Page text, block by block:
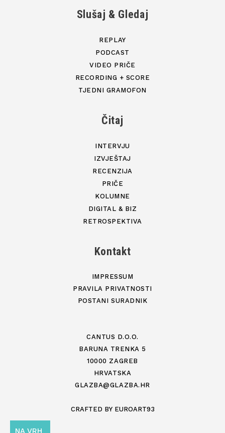
Slušaj & Gledaj
REPLAY
PODCAST
VIDEO PRIČE
RECORDING + SCORE
TJEDNI GRAMOFON
Čitaj
INTERVJU
IZVJEŠTAJ
RECENZIJA
PRIČE
KOLUMNE
DIGITAL & BIZ
RETROSPEKTIVA
Kontakt
IMPRESSUM
PRAVILA PRIVATNOSTI
POSTANI SURADNIK
CANTUS D.O.O.
BARUNA TRENKA 5
10000 ZAGREB
HRVATSKA
GLAZBA@GLAZBA.HR
CRAFTED BY EUROART93
NA VRH